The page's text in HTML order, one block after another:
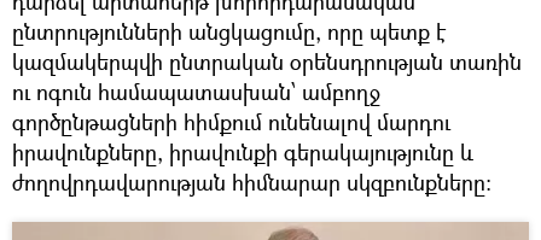
ընտրությունների անցկացումը, որը պետք է
կազմակերպվի ընտրական օրենսդրության տառին
ու ոգուն համապատասխան՝ ամբողջ
գործընթացների հիմքում ունենալով մարդու
իրավունքները, իրավունքի գերակայությունը և
ժողովրդավարության հիմնարար սկզբունքները։